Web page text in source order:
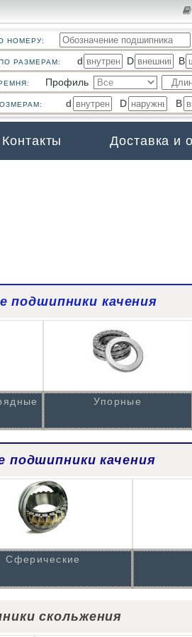
НОМЕРУ:
РАЗМЕРАМ: d D B
Профиль
d D B
Контакты Доставка и
подшипники качения
Упорные
подшипники качения
Сферические
скольжения